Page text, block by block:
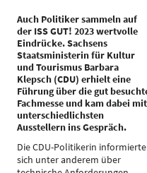
Auch Politiker sammeln auf
der ISS GUT! 2023 wertvolle
Eindrücke. Sachsens
Staatsministerin für Kultur
und Tourismus Barbara
Klepsch (CDU) erhielt eine
Führung über die gut
Fachmesse und kam dabei mit
unterschiedlichsten
Ausstellern ins Gespräch.
Die CDU-Politikerin informierte
sich unter anderem über